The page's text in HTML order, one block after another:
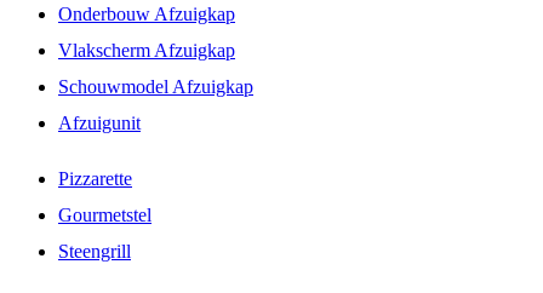
Onderbouw Afzuigkap
Vlakscherm Afzuigkap
Schouwmodel Afzuigkap
Afzuigunit
Pizzarette
Gourmetstel
Steengrill